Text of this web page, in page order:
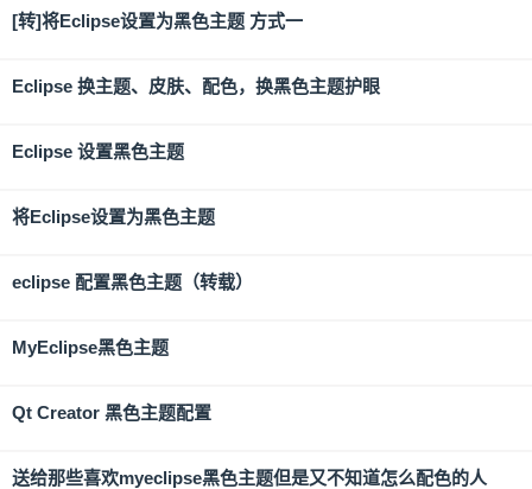
[转]将Eclipse设置为黑色主题 方式一
Eclipse 换主题、皮肤、配色，换黑色主题护眼
Eclipse 设置黑色主题
将Eclipse设置为黑色主题
eclipse 配置黑色主题（转载）
MyEclipse黑色主题
Qt Creator 黑色主题配置
送给那些喜欢myeclipse黑色主题但是又不知道怎么配色的人